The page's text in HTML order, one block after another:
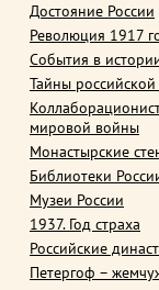
Достояние России
Революция 1917
События в
Тайны
мировой войны
Монастырские
Библиотеки
Музеи России
1937. Год страха
Российские
Петергоф –